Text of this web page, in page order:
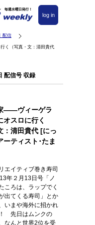
毎週水曜日発行！
log in
配信
く（写真・文：清田貴代
配信号 収録
――ヴィーゲラ
オスロに行く
：清田貴代 [にっ
ーティスト･たま
エイティブ巻き寿司
年２月13日号「ノ
ころは、ラップでく
出てくる寿司」とか
いまや海外に招かれ
先日はムンクの
なんと世界2位を受